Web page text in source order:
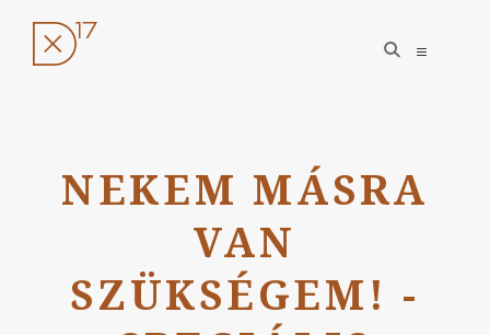
tartalomhoz
open
search
open
NEKEM MÁSRA
VAN
SZÜKSÉGEM! -